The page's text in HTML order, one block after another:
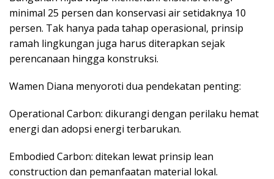
minimal 25 persen dan konservasi air setidaknya 10
persen. Tak hanya pada tahap operasional, prinsip
ramah lingkungan juga harus diterapkan sejak
perencanaan hingga konstruksi.
Wamen Diana menyoroti dua pendekatan penting:
Operational Carbon: dikurangi dengan perilaku hemat
energi dan adopsi energi terbarukan.
Embodied Carbon: ditekan lewat prinsip lean
construction dan pemanfaatan material lokal.